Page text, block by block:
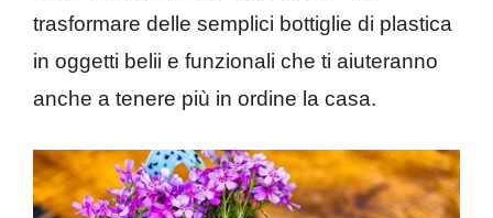
trasformare delle semplici bottiglie di plastica
in oggetti belii e funzionali che ti aiuteranno
anche a tenere più in ordine la casa.